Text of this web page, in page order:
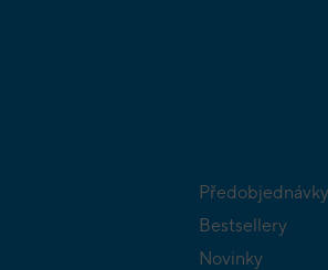
Předobjednávky
Bestsellery
Novinky